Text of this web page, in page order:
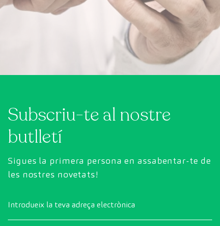
Subscriu-te al nostre
butlletí
Sigues la primera persona en assabentar-te de
les nostres novetats!
Introdueix la teva adreça electrònica